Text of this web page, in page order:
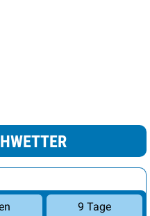
9 Tage